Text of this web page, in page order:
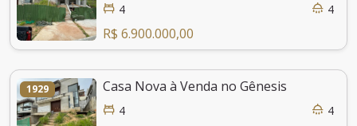
4 4
R$ 6.900.000,00
1929 Casa Nova à Venda no Gênesis
4 4